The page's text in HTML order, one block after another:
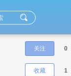
关注 0
收藏 1